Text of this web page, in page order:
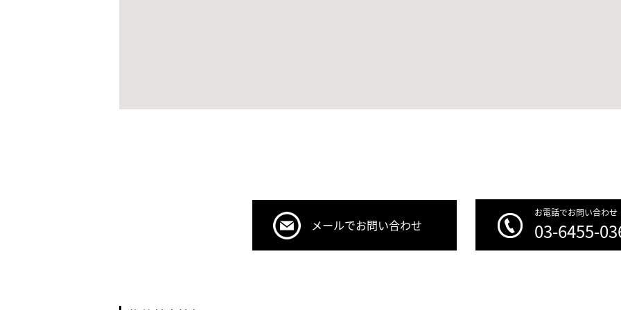
メールでお問い合わせ
お電話でお問い合わせ
03-6455-